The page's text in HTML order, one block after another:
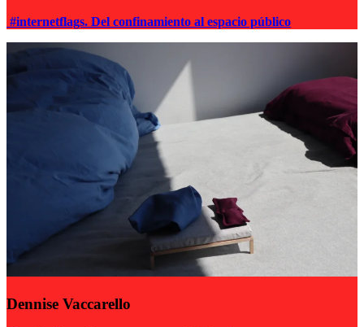
#internetflags. Del confinamiento al espacio público
Dennise Vaccarello